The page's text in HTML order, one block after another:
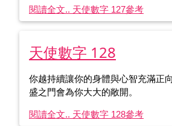
閱讀全文.. 天使數字 127參考
天使數字 128
你越持續讓你的身體與心智充滿正
盛之門會為你大大的敞開。
閱讀全文.. 天使數字 128參考